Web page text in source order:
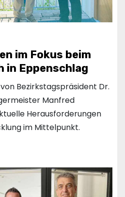
im Fokus beim
Eppenschlag
Bezirkstagspräsident Dr.
Manfred
Herausforderungen
im Mittelpunkt.